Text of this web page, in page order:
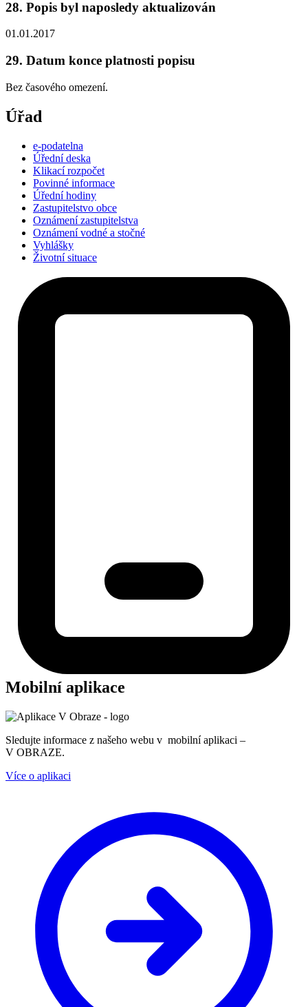
28. Popis byl naposledy aktualizován
01.01.2017
29. Datum konce platnosti popisu
Bez časového omezení.
Úřad
e-podatelna
Úřední deska
Klikací rozpočet
Povinné informace
Úřední hodiny
Zastupitelstvo obce
Oznámení zastupitelstva
Oznámení vodné a stočné
Vyhlášky
Životní situace
Mobilní aplikace
Sledujte informace z našeho webu v mobilní aplikaci –
V OBRAZE.
Více o aplikaci